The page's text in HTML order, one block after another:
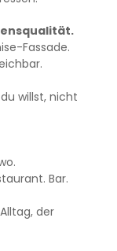
Fassade.
willst, nicht
Bar.
der